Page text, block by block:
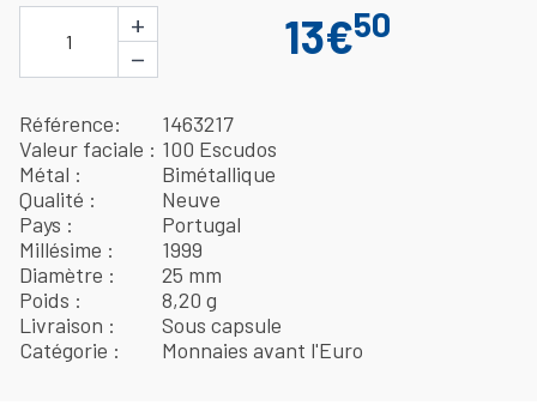
1
+
−
13€50
Référence
1463217
Valeur faciale
100 Escudos
Métal
Bimétallique
Qualité
Neuve
Pays
Portugal
Millésime
1999
Diamètre
25 mm
Poids
8,20 g
Livraison
Sous capsule
Catégorie
Monnaies avant l'Euro